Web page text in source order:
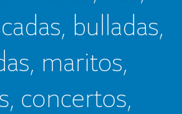
bulladas,
maritos,
concertos,